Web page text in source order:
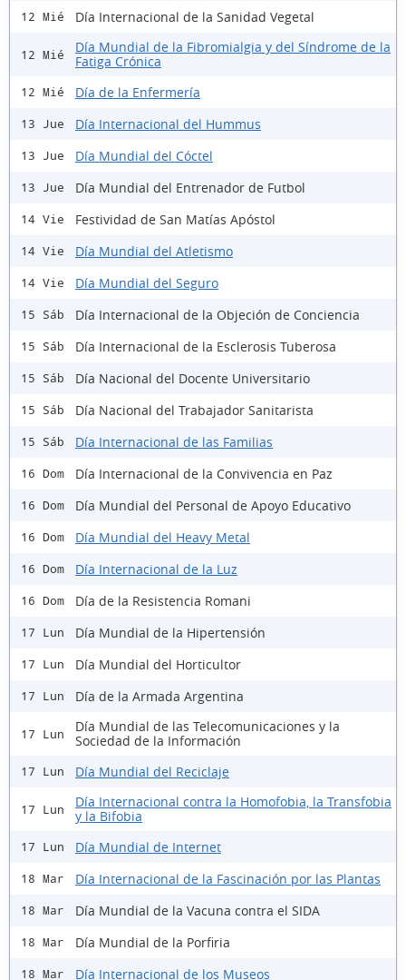
12 Mié Día Internacional de la Sanidad Vegetal
12 Mié
Día Mundial de la Fibromialgia y del Síndrome de la
Fatiga Crónica
12 Mié Día de la Enfermería
13 Jue Día Internacional del Hummus
13 Jue Día Mundial del Cóctel
13 Jue Día Mundial del Entrenador de Futbol
14 Vie Festividad de San Matías Apóstol
14 Vie Día Mundial del Atletismo
14 Vie Día Mundial del Seguro
15 Sáb Día Internacional de la Objeción de Conciencia
15 Sáb Día Internacional de la Esclerosis Tuberosa
15 Sáb Día Nacional del Docente Universitario
15 Sáb Día Nacional del Trabajador Sanitarista
15 Sáb Día Internacional de las Familias
16 Dom Día Internacional de la Convivencia en Paz
16 Dom Día Mundial del Personal de Apoyo Educativo
16 Dom Día Mundial del Heavy Metal
16 Dom Día Internacional de la Luz
16 Dom Día de la Resistencia Romani
17 Lun Día Mundial de la Hipertensión
17 Lun Día Mundial del Horticultor
17 Lun Día de la Armada Argentina
17 Lun
Día Mundial de las Telecomunicaciones y la
Sociedad de la Información
17 Lun Día Mundial del Reciclaje
17 Lun
Día Internacional contra la Homofobia, la Transfobia
y la Bifobia
17 Lun Día Mundial de Internet
18 Mar Día Internacional de la Fascinación por las Plantas
18 Mar Día Mundial de la Vacuna contra el SIDA
18 Mar Día Mundial de la Porfiria
18 Mar Día Internacional de los Museos